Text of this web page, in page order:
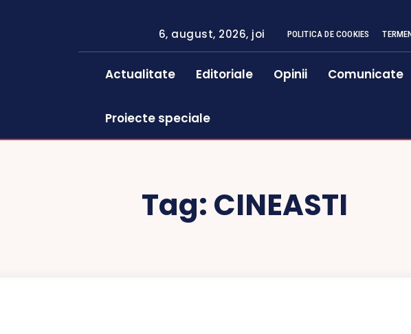
6, august, 2026, joi POLITICA DE COOKIES
Actualitate Editoriale Opinii Comunicate
Proiecte speciale
Tag: CINEASTI